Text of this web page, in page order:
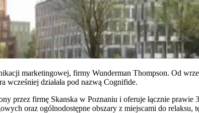
marketingowej, firmy Wunderman Thompson. Od
działała pod nazwą Cognifide.
przez firmę Skanska w Poznaniu i oferuje łącznie
oraz ogólnodostępne obszary z miejscami do relaksu,